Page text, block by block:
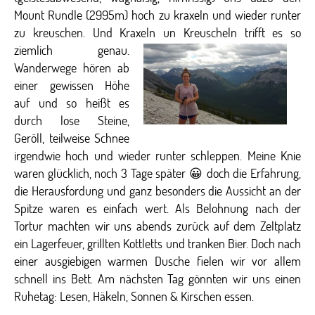
Mount Rundle (2995m) hoch zu kraxeln und wieder runter
zu kreuschen. Und Kraxeln un Kreuscheln trifft es so
ziemlich genau.
Wanderwege hören ab
einer gewissen Höhe
auf und so heißt es
durch lose Steine,
Geröll, teilweise Schnee
irgendwie hoch und wieder runter schleppen. Meine Knie
waren glücklich, noch 3 Tage später 😀 doch die Erfahrung,
die Herausfordung und ganz besonders die Aussicht an der
Spitze waren es einfach wert. Als Belohnung nach der
Tortur machten wir uns abends zurück auf dem Zeltplatz
ein Lagerfeuer, grillten Kottletts und tranken Bier. Doch nach
einer ausgiebigen warmen Dusche fielen wir vor allem
schnell ins Bett. Am nächsten Tag gönnten wir uns einen
Ruhetag: Lesen, Häkeln, Sonnen & Kirschen essen.